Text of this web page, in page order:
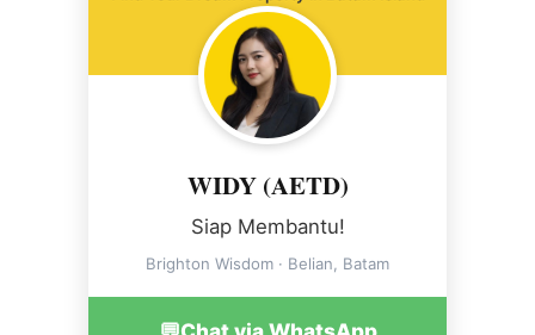
WIDY (AETD)
Siap Membantu!
Brighton Wisdom · Belian, Batam